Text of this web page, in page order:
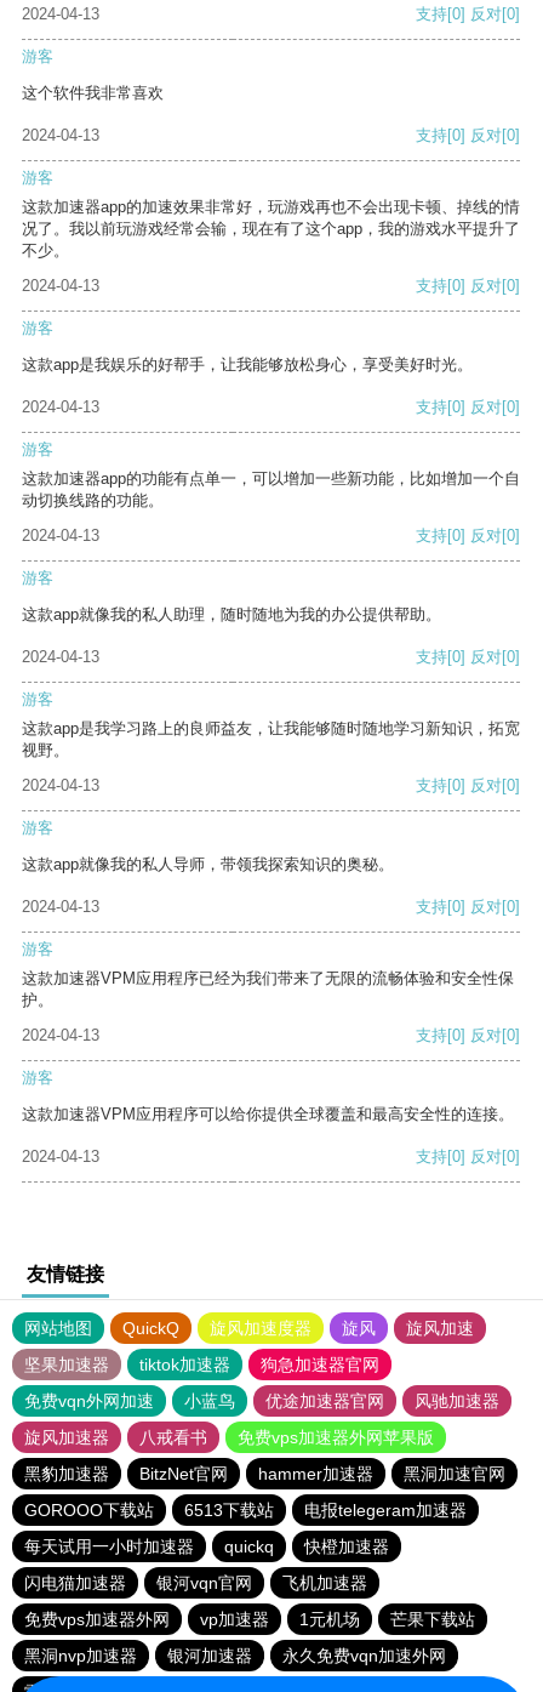
2024-04-13 支持[0] 反对[0]
游客
这个软件我非常喜欢
2024-04-13 支持[0] 反对[0]
游客
这款加速器app的加速效果非常好，玩游戏再也不会出现卡顿、掉线的情
况了。我以前玩游戏经常会输，现在有了这个app，我的游戏水平提升了
不少。
2024-04-13
支持[0] 反对[0]
游客
这款app是我娱乐的好帮手，让我能够放松身心，享受美好时光。
2024-04-13 支持[0] 反对[0]
游客
这款加速器app的功能有点单一，可以增加一些新功能，比如增加一个自
动切换线路的功能。
2024-04-13
支持[0] 反对[0]
游客
这款app就像我的私人助理，随时随地为我的办公提供帮助。
2024-04-13 支持[0] 反对[0]
游客
这款app是我学习路上的良师益友，让我能够随时随地学习新知识，拓宽
视野。
2024-04-13
支持[0] 反对[0]
游客
这款app就像我的私人导师，带领我探索知识的奥秘。
2024-04-13 支持[0] 反对[0]
游客
这款加速器VPM应用程序已经为我们带来了无限的流畅体验和安全性保
护。
2024-04-13
支持[0] 反对[0]
游客
这款加速器VPM应用程序可以给你提供全球覆盖和最高安全性的连接。
2024-04-13 支持[0] 反对[0]
友情链接
网站地图 QuickQ 旋风加速度器 旋风
旋风加速
坚果加速器
tiktok加速器
狗急加速器官网
免费vqn外网加速
小蓝鸟 优途加速器官网
风驰加速器
旋风加速器
八戒看书
免费vps加速器外网苹果版
黑豹加速器
BitzNet官网 hammer加速器
黑洞加速官网
GOROOO下载站
6513下载站
电报telegeram加速器
每天试用一小时加速器
quickq
快橙加速器
闪电猫加速器
银河vqn官网
飞机加速器
免费vps加速器外网
vp加速器 1元机场
芒果下载站
黑洞nvp加速器
银河加速器
永久免费vqn加速外网